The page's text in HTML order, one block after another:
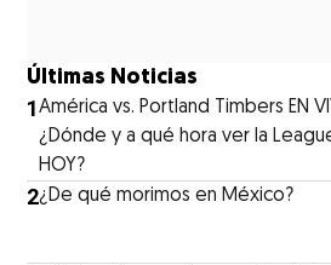
Últimas Noticias
1América vs. Portland Timbers EN
¿Dónde y a qué hora ver la
HOY?
2¿De qué morimos en México?